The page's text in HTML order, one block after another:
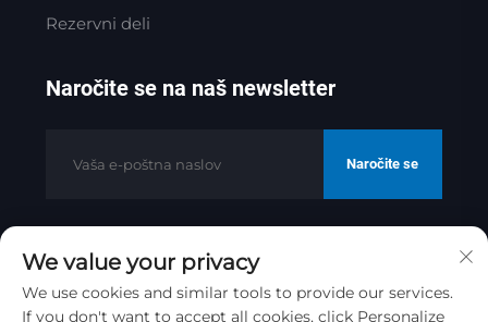
Rezervni deli
Naročite se na naš newsletter
Naročite se
Avtorske pravice © 2025 d.o.o. Jinan
Golden Bridge Precision Machinery
We value your privacy
We use cookies and similar tools to provide our services.
If you don't want to accept all cookies, click Personalize